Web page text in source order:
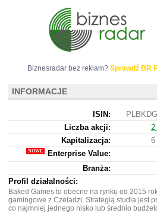
Biznesradar bez reklam? Sprawdź BR
INFORMACJE
ISIN:
Liczba akcji:
2
Kapitalizacja:
6
Enterprise Value:
Branża:
Profil działalności:
Baked Games to obecne na rynku od 2015
gamingowe z Czeladzi. Strategią studia jest
co najmniej jednego nisko lub średnio